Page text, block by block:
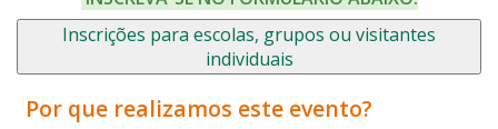
Inscrições para escolas, grupos ou visitantes
individuais
Por que realizamos este evento?